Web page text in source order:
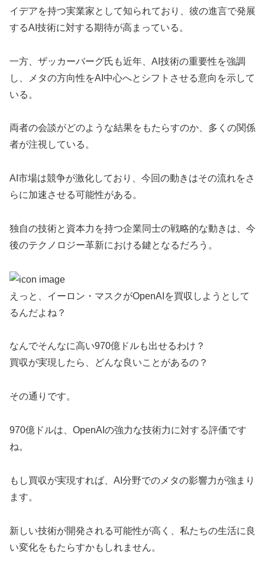
イデアを持つ実業家として知られており、彼の進言で発展
するAI技術に対する期待が高まっている。
一方、ザッカーバーグ氏も近年、AI技術の重要性を強調
し、メタの方向性をAI中心へとシフトさせる意向を示して
いる。
両者の会談がどのような結果をもたらすのか、多くの関係
者が注視している。
AI市場は競争が激化しており、今回の動きはその流れをさ
らに加速させる可能性がある。
独自の技術と資本力を持つ企業同士の戦略的な動きは、今
後のテクノロジー革新における鍵となるだろう。
えっと、イーロン・マスクがOpenAIを買収しようとして
るんだよね？
なんでそんなに高い970億ドルも出せるわけ？
買収が実現したら、どんな良いことがあるの？
その通りです。
970億ドルは、OpenAIの強力な技術力に対する評価です
ね。
もし買収が実現すれば、AI分野でのメタの影響力が強まり
ます。
新しい技術が開発される可能性が高く、私たちの生活に良
い変化をもたらすかもしれません。